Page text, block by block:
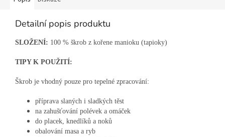
Detailní popis produktu
SLOŽENÍ: 100 % škrob z kořene manioku (tapioky)
TIPY K POUŽITÍ:
Škrob je vhodný pouze pro tepelné zpracování:
příprava slaných i sladkých těst
na zahušťování polévek a omáček
do placek, knedlíků a noků
obalování masa a ryb